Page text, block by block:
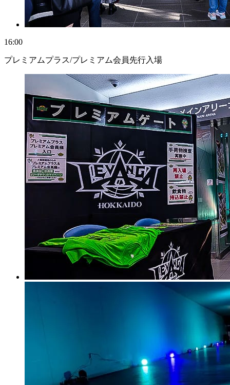
16:00
プレミアムプラス/プレミアム会員先行入場